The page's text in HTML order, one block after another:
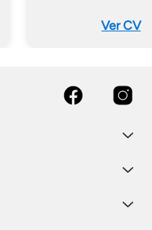
Ver CV
Facebook Instagram